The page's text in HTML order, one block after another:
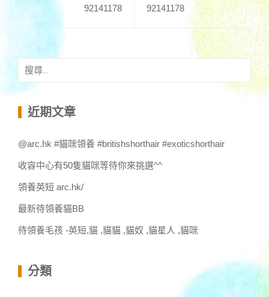
92141178
92141178
搜
關
鍵 近期文章
@arc.hk #貓咪領養 #britishshorthair #exoticshorthair
收容中心有50隻貓咪等待你來挑選^^
領養英短 arc.hk/
最新待領養貓BB
待領養毛孩 -英短,貓 ,貓貓 ,貓奴 ,貓星人 ,貓咪
分類